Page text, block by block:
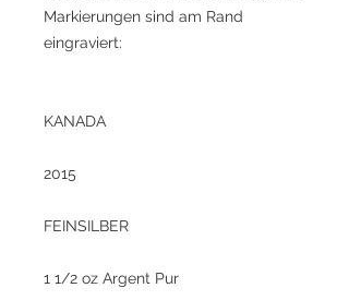
Markierungen sind am Rand
eingraviert:
KANADA
2015
FEINSILBER
1 1/2 oz Argent Pur